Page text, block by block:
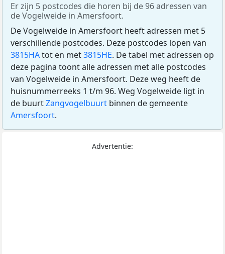
Er zijn 5 postcodes die horen bij de 96 adressen van
de Vogelweide in Amersfoort.
De Vogelweide in Amersfoort heeft adressen met 5
verschillende postcodes. Deze postcodes lopen van
3815HAtot en met3815HE. De tabel met adressen op
deze pagina toont alle adressen met alle postcodes
van Vogelweide in Amersfoort. Deze weg heeft de
huisnummerreeks 1 t/m 96. Weg Vogelweide ligt in
de buurtZangvogelbuurt binnen de gemeente
Amersfoort.
Advertentie: